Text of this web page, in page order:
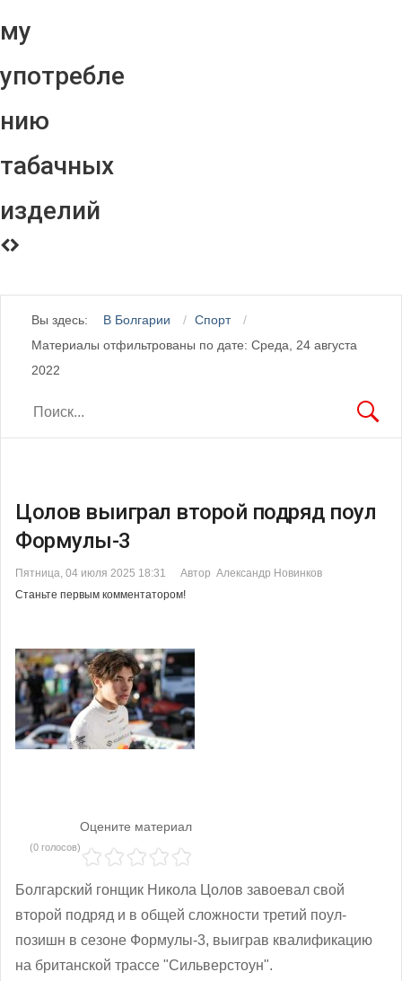
му
употребле
нию
табачных
изделий
Вы здесь: В Болгарии
Спорт
Материалы отфильтрованы по дате: Среда, 24 августа
2022
Цолов выиграл второй подряд поул
Формулы-3
Пятница, 04 июля 2025 18:31
Автор Александр Новинков
Станьте первым комментатором!
Оцените материал
(0 голосов)
Болгарский гонщик Никола Цолов завоевал свой
второй подряд и в общей сложности третий поул-
позишн в сезоне Формулы-3, выиграв квалификацию
на британской трассе "Сильверстоун".